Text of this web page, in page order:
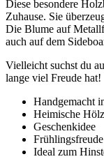
Diese besondere
Zuhause. Sie
Die Blume auf
auch auf dem
Vielleicht suchst du
lange viel Freude hat!
Handgemacht
Heimische
Geschenkidee
Frühlingsfreude
Ideal zum